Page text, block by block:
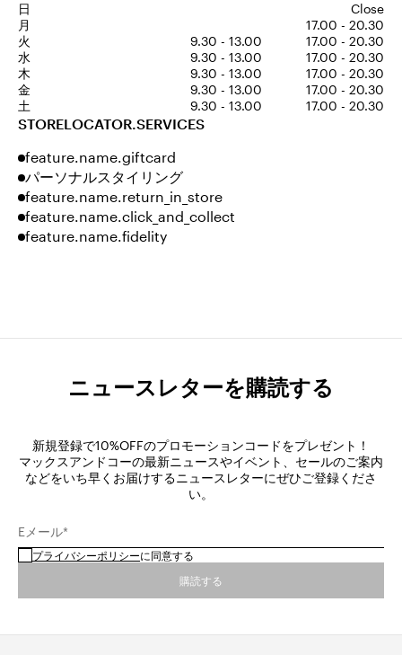
日
Close
月
17.00 - 20.30
火
9.30 - 13.00
17.00 - 20.30
水
9.30 - 13.00
17.00 - 20.30
木
9.30 - 13.00
17.00 - 20.30
金
9.30 - 13.00
17.00 - 20.30
土
9.30 - 13.00 17.00 - 20.30
STORELOCATOR.SERVICES
feature.name.giftcard
パーソナルスタイリング
feature.name.return_in_store
feature.name.click_and_collect
feature.name.fidelity
ニュースレターを購読する
新規登録で10%OFFのプロモーションコードをプレゼント！
マックスアンドコーの最新ニュースやイベント、セールのご案内
などをいち早くお届けするニュースレターにぜひご登録くださ
い。
Eメール*
プライバシーポリシーに同意する
購読する